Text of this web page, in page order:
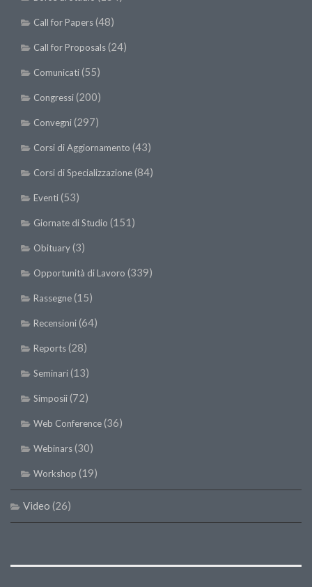
SISEF Notebook (Rassegna Stampa)
SISEF Eventi
SISEF@Facebook
@SISEF Tweets
@ForestTweeting
SISEF Publishing
Redazione SISEF.ORG
Call for Papers(48)
Call for Proposals(24)
Comunicati(55)
Congressi(200)
Convegni(297)
Corsi di Aggiornamento (43)
Corsi di Specializzazione(84)
Eventi(53)
Giornate di Studio (151)
Obituary(3)
Opportunità di Lavoro (339)
Rassegne(15)
Recensioni(64)
Reports(28)
Seminari(13)
Simposii(72)
Web Conference(36)
Webinars(30)
Workshop (19)
Video (26)